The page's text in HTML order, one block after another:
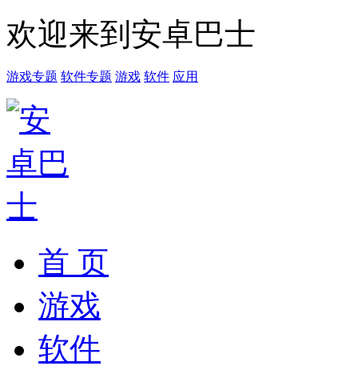
欢迎来到安卓巴士
游戏专题 软件专题 游戏 软件 应用
首 页
游戏
软件